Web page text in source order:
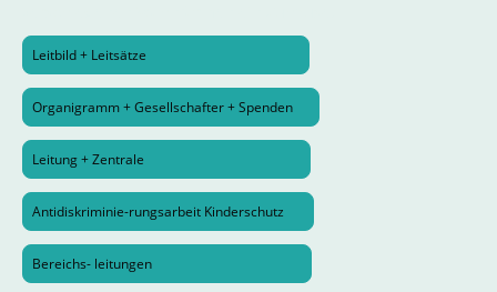
Leitbild + Leitsätze
Organigramm + Gesellschafter + Spenden
Leitung + Zentrale
Antidiskriminie-rungsarbeit Kinderschutz
Bereichs- leitungen